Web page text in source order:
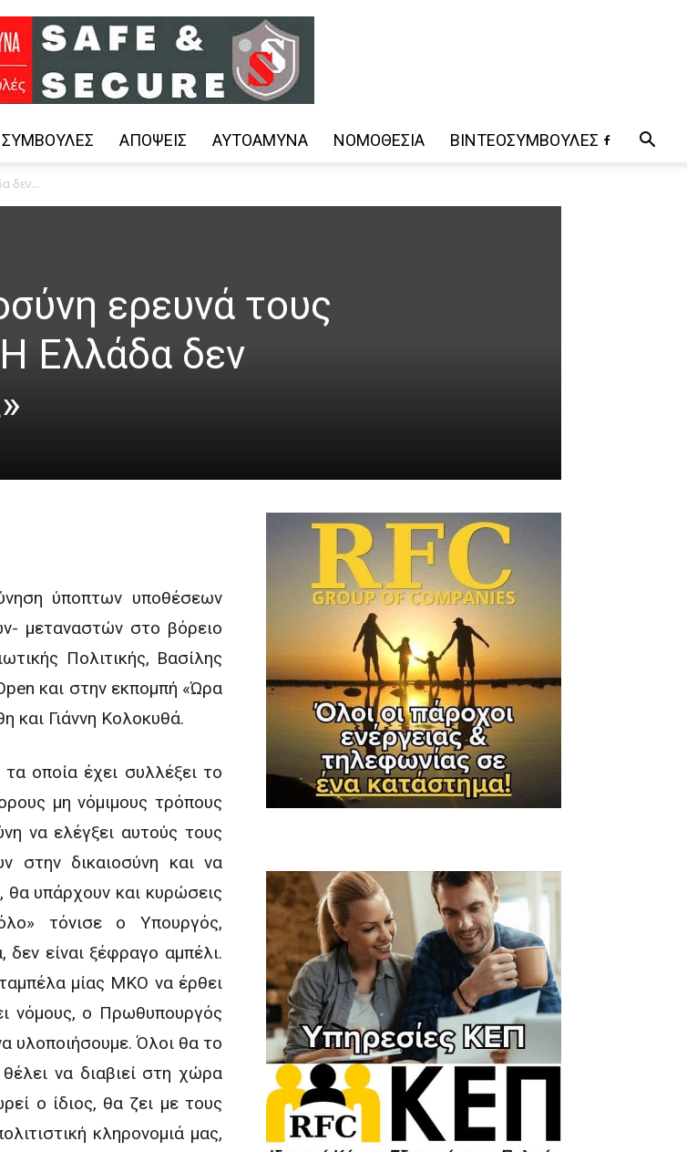
ΣΥΜΒΟΥΛΈΣ ΑΠΌΨΕΙΣ ΑΥΤΟΆΜΥΝΑ ΝΟΜΟΘΕΣΊΑ ΒΊΝΤΕΟΣΥΜΒΟΥΛΈΣ
δεν...
ερευνά τους
Ελλάδα δεν
ύποπτων υποθέσεων
μεταναστών στο βόρειο
Πολιτικής, Βασίλης
και στην εκπομπή «Ώρα
και Γιάννη Κολοκυθά.
οποία έχει συλλέξει το
μη νόμιμους τρόπους
να ελέγξει αυτούς τους
στην δικαιοσύνη και να
θα υπάρχουν και κυρώσεις
τόνισε ο Υπουργός,
είναι ξέφραγο αμπέλι.
μίας ΜΚΟ να έρθει
νόμους, ο Πρωθυπουργός
υλοποιήσουμε. Όλοι θα το
να διαβιεί στη χώρα
ο ίδιος, θα ζει με τους
κληρονομιά μας,